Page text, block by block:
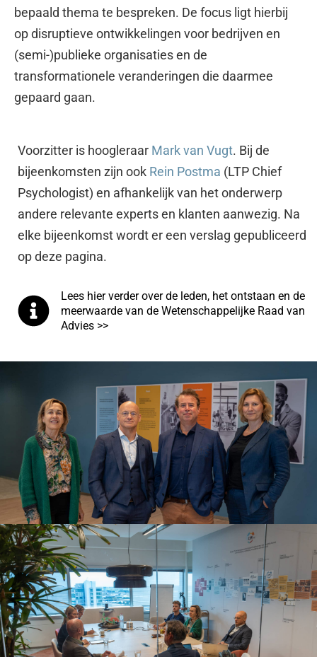
bepaald thema te bespreken. De focus ligt hierbij
op disruptieve ontwikkelingen voor bedrijven en
(semi-)publieke organisaties en de
transformationele veranderingen die daarmee
gepaard gaan.
Voorzitter is hoogleraar Mark van Vugt. Bij de
bijeenkomsten zijn ook Rein Postma (LTP Chief
Psychologist) en afhankelijk van het onderwerp
andere relevante experts en klanten aanwezig. Na
elke bijeenkomst wordt er een verslag gepubliceerd
op deze pagina.
Lees hier verder over de leden, het ontstaan en de
meerwaarde van de Wetenschappelijke Raad van
Advies >>